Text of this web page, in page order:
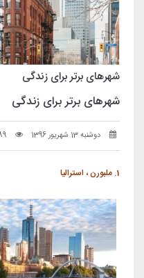
شهرهای برتر برای زندگی
شهرهای برتر برای زندگی
دوشنبه 13 شهریور 1396
1. ملبورن ، استرالیا